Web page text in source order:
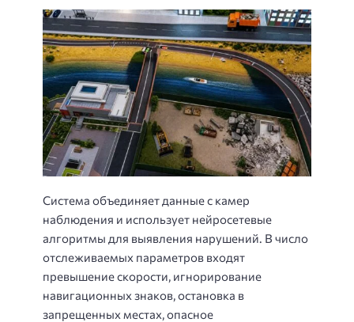
Система объединяет данные с камер
наблюдения и использует нейросетевые
алгоритмы для выявления нарушений. В число
отслеживаемых параметров входят
превышение скорости, игнорирование
навигационных знаков, остановка в
запрещенных местах, опасное